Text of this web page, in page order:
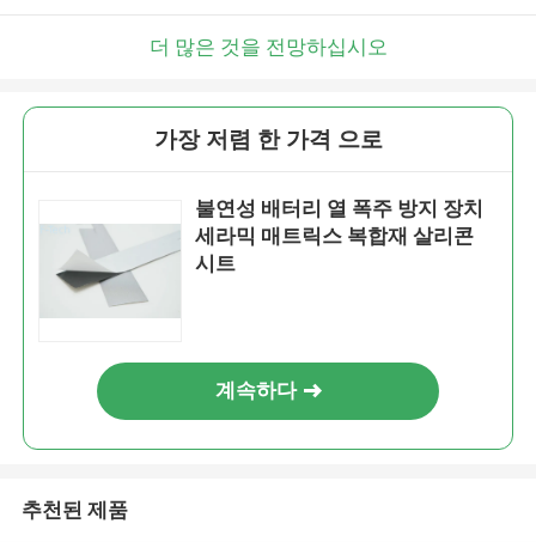
더 많은 것을 전망하십시오
가장 저렴 한 가격 으로
불연성 배터리 열 폭주 방지 장치
세라믹 매트릭스 복합재 살리콘
시트
계속하다
추천된 제품